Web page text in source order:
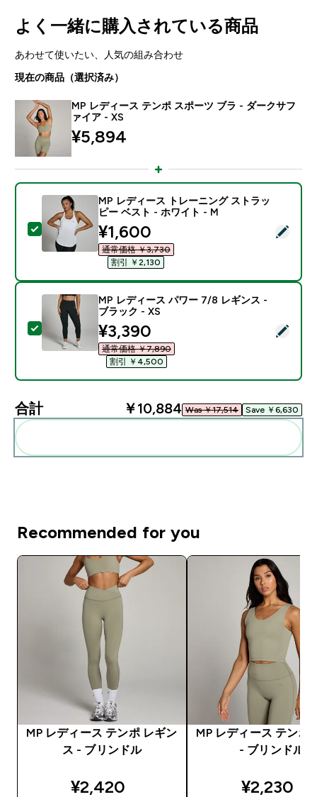
よく一緒に購入されている商品
あわせて使いたい、人気の組み合わせ
現在の商品（選択済み）
MP レディース テンポ スポーツ ブラ - ダークサフ
ァイア - XS
¥5,894‎
この商品を選択 - MP レディース トレーニング スト
MP レディース トレーニング ストラッ
ピー ベスト - ホワイト - M
discounted price
¥1,600‎
通常価格 ￥3,730‎
割引 ￥2,130‎
この商品を選択 - MP レディース パワー 7/8 レギンス
MP レディース パワー 7/8 レギンス -
ブラック - XS
discounted price
¥3,390‎
通常価格 ￥7,890‎
割引 ￥4,500‎
合計 ￥10,884‎ Was ￥17,514‎ Save ￥6,630‎
Recommended for you
MP レディース テンポ レギン
ス - ブリンドル
discounted price
¥2,420‎
MP レディース テンポ
- ブリンドル
¥2,230‎